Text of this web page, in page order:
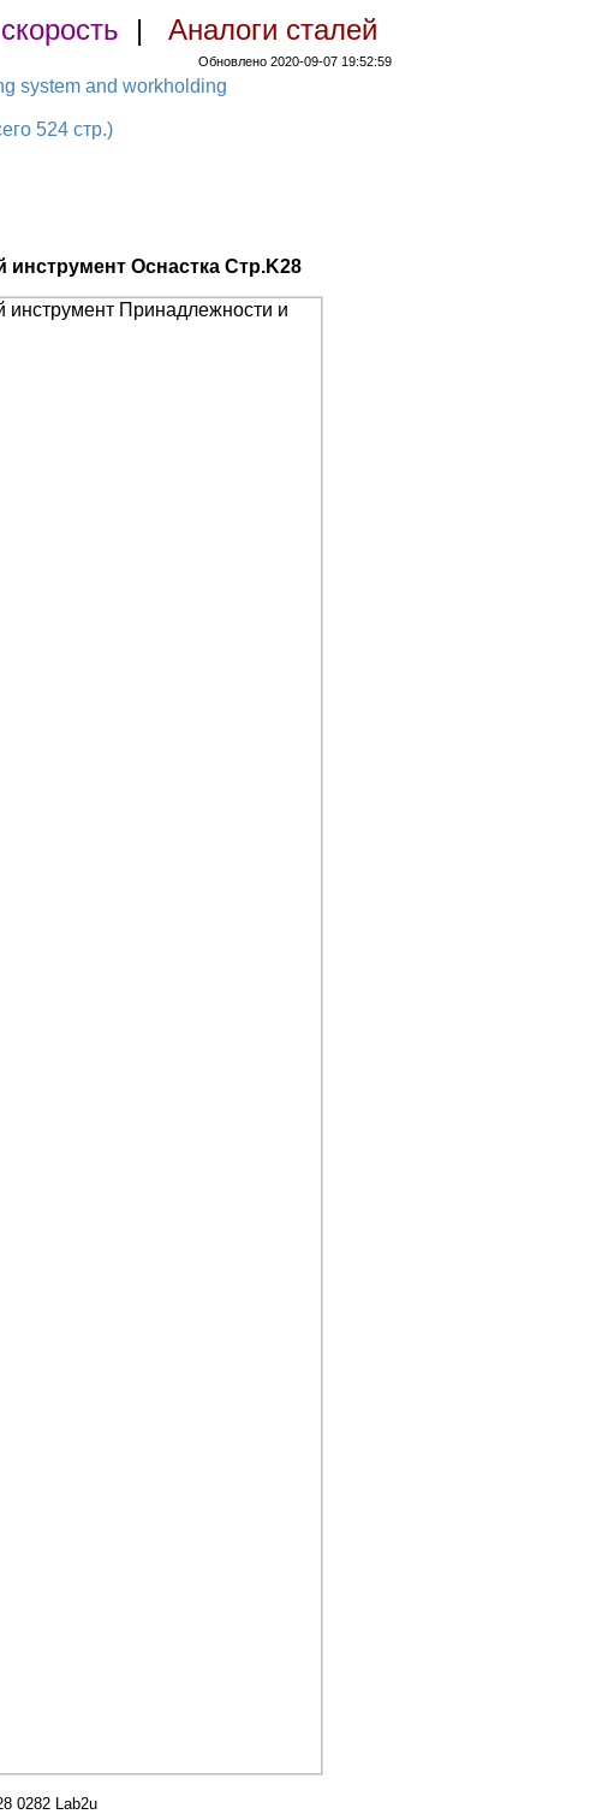
| Аналоги сталей
Обновлено 2020-09-07 19:52:59
system and workholding
524 стр.)
инструмент Оснастка Стр.K28
0282 Lab2u